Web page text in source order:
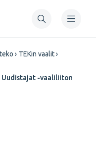
TEKin vaalit
Uudistajat -vaaliliiton